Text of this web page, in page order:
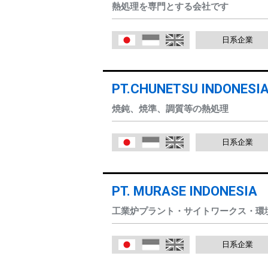
熱処理を専門とする会社です
日本語 Indonesia 日系企業
PT.CHUNETSU
焼鈍、焼準、調質等の熱処理
日本語 Indonesia 日系企業
PT. MURASE INDONESIA
工業炉プラント・サイトワークス・環
日本語 Indonesia 日系企業